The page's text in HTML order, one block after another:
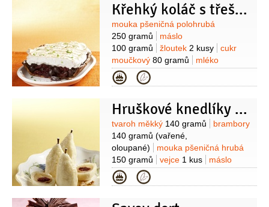
Křehký koláč s třešněmi
Suroviny
mouka pšeničná polohrubá
250 gramů
máslo
100 gramů
žloutek 2 kusy
cukr
moučkový 80 gramů
mléko
1/2decilitru
1/2balíčku
kakao
(nastrouhaná)
skořice1 špetka
(mletá)
Na náplň:
třešně
600 gramů
bílek 3 kusy
višňový
0,4 decilitru
cukr
3 lžíce
moučka kukuřičná (škrob)
1 lžíce (maizena) sůl1 špetka
Kategorie
Hruškové knedlíky plněné višněmi
Suroviny
tvaroh měkký 140 gramů
brambory
140 gramů (vařené,
oloupané)
mouka pšeničná hrubá
150 gramů
vejce 1 kus
máslo
2 lžíce
(rozpuštěné)
lískové80 gramů (drcené,
Kategorie